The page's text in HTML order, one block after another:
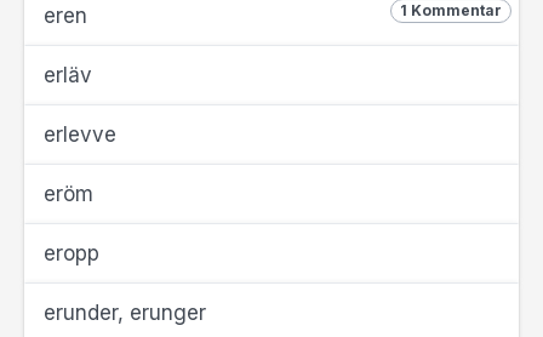
1 Kommentar
eren
erläv
erlevve
eröm
eropp
erunder, erunger